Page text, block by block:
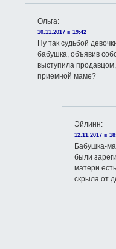
Ольга:
10.11.2017 в 19:42
Ну так судьбой
бабушка, объявив
выступила
приемной маме?
Эйлинн:
12.11.2017 в
Бабушка-
были
матери
скрыла от